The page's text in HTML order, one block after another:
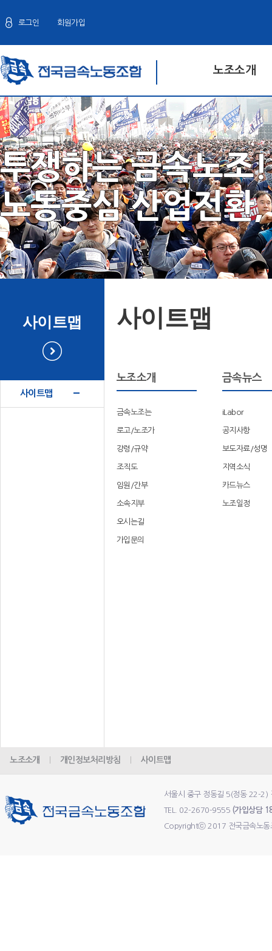
로그인 회원가입
노조소개
투쟁하는 금속노조!
노동중심 산업전환
사이트맵
사이트맵
사이트맵
노조소개
금속노조는
로고/노조가
강령/규약
조직도
임원/간부
소속지부
오시는길
가입문의
금속뉴스
iLabor
공지사항
보도자료/성명
지역소식
카드뉴스
노조일정
노조소개 개인정보처리방침 사이트맵
서울시 중구 정동길 5(정동 22-
TEL. 02-2670-9555 (가입상담
Copyrightⓒ 2017 전국금속노